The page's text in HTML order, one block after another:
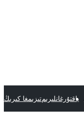
ياقتۇرغانلىرىمتىزىمغا كىرىڭ